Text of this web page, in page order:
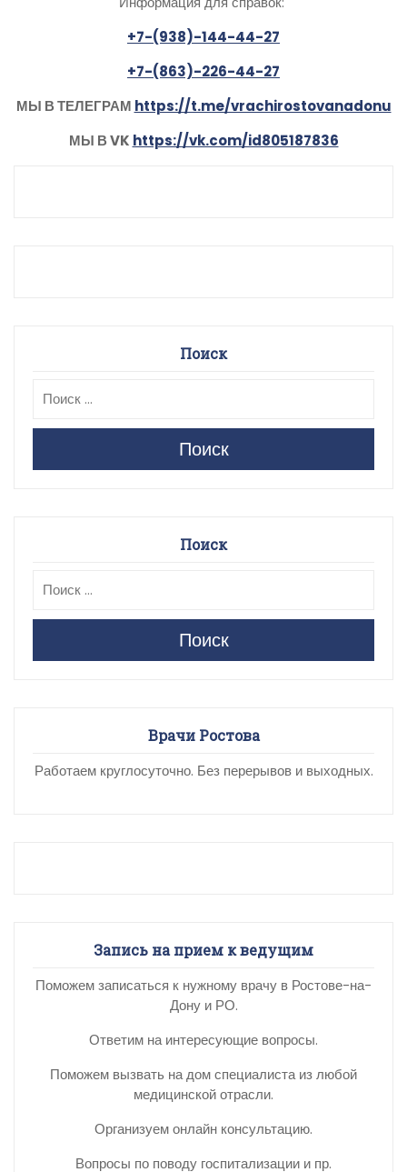
+7-(938)-144-44-27
+7-(863)-226-44-27
МЫ В ТЕЛЕГРАМ https://t.me/vrachirostovanadonu
МЫ В VK https://vk.com/id805187836
Поиск
Поиск
Поиск
Поиск
Врачи Ростова
Работаем круглосуточно. Без перерывов и выходных.
Запись на прием к ведущим
Поможем записаться к нужному врачу в Ростове-на-
Дону и РО.
Ответим на интересующие вопросы.
Поможем вызвать на дом специалиста из любой
медицинской отрасли.
Организуем онлайн консультацию.
Вопросы по поводу госпитализации и пр.